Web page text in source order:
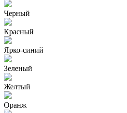
Черный
Красный
Ярко-синий
Зеленый
Желтый
Оранж